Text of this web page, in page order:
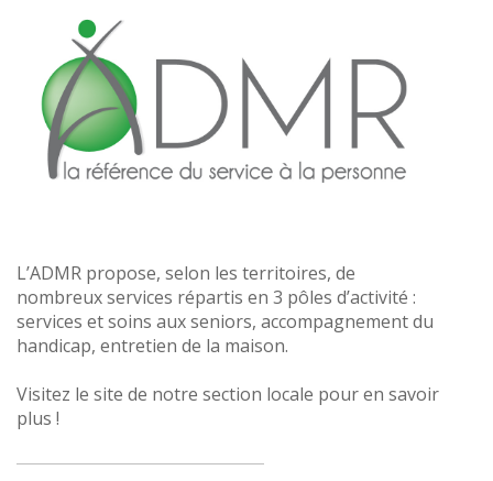
L’ADMR propose, selon les territoires, de
nombreux services répartis en 3 pôles d’activité :
services et soins aux seniors, accompagnement du
handicap, entretien de la maison.
Visitez le site de notre section locale pour en savoir
plus !